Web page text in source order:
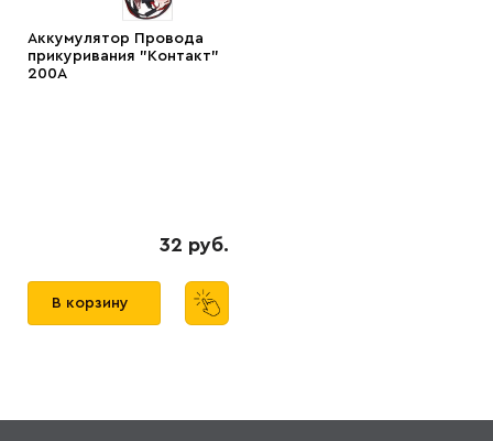
Аккумулятор Провода
прикуривания "Контакт"
200А
32 руб.
В корзину